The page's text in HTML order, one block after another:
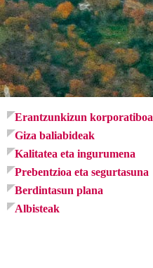
Erantzunkizun korporatiboa
Giza baliabideak
Kalitatea eta ingurumena
Prebentzioa eta segurtasuna
Berdintasun plana
Albisteak